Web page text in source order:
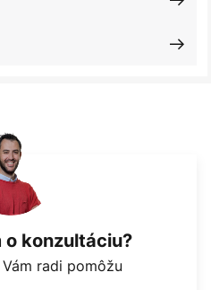
o konzultáciu?
radi pomôžu